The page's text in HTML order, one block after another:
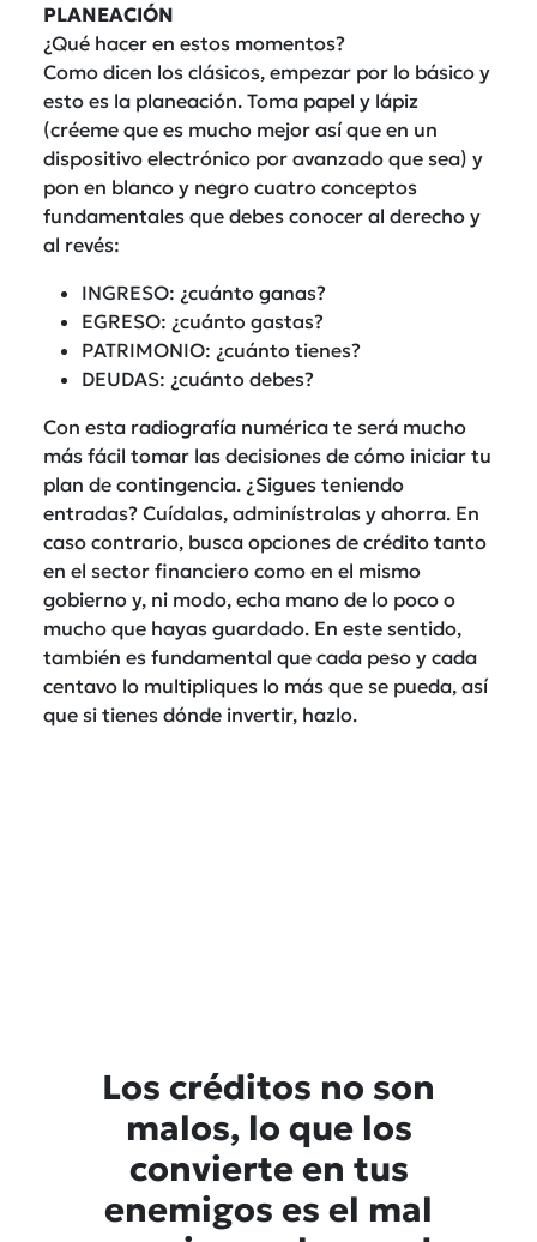
PLANEACIÓN
¿Qué hacer en estos momentos?
Como dicen los clásicos, empezar por lo básico y
esto es la planeación. Toma papel y lápiz
(créeme que es mucho mejor así que en un
dispositivo electrónico por avanzado que sea) y
pon en blanco y negro cuatro conceptos
fundamentales que debes conocer al derecho y
al revés:
INGRESO: ¿cuánto ganas?
EGRESO: ¿cuánto gastas?
PATRIMONIO: ¿cuánto tienes?
DEUDAS: ¿cuánto debes?
Con esta radiografía numérica te será mucho
más fácil tomar las decisiones de cómo iniciar tu
plan de contingencia. ¿Sigues teniendo
entradas? Cuídalas, adminístralas y ahorra. En
caso contrario, busca opciones de crédito tanto
en el sector financiero como en el mismo
gobierno y, ni modo, echa mano de lo poco o
mucho que hayas guardado. En este sentido,
también es fundamental que cada peso y cada
centavo lo multipliques lo más que se pueda, así
que si tienes dónde invertir, hazlo.
Los créditos no son
malos, lo que los
convierte en tus
enemigos es el mal